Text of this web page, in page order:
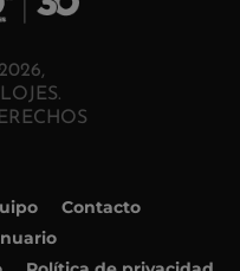
Contacto